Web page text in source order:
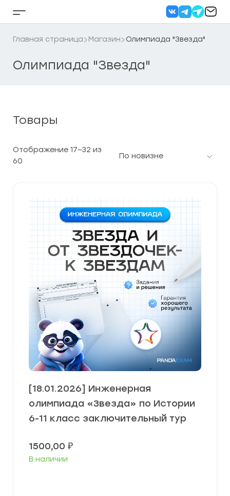
Кнопка
бокового
меню
Главная страница Магазин Олимпиада "Звезда"
Олимпиада "Звезда"
Товары
Отображение 17–32 из
60
[18.01.2026] Инженерная
олимпиада «Звезда» по Истории
6-11 класс заключительный тур
1500,00 ₽
В наличии